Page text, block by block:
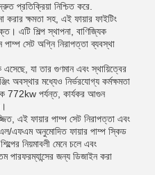
প্রতিক্রিয়া নিশ্চিত করে.
করার ক্ষমতা সহ, এই ফায়ার ফাইটিং
এটি শিল্প স্থাপনা, বাণিজ্যিক
সেট অগ্নি নিরাপত্তা ব্যবস্থা
এসেছে, যা তার গুণমান এবং স্থায়িত্বের
অবস্থার মধ্যেও নির্ভরযোগ্য কর্মক্ষমতা
772kw পর্যন্ত, কার্যকর আগুন
এই ফায়ার পাম্প সেট নিরাপত্তা এবং
এফএম অনুমোদিত ফায়ার পাম্প স্কিড
নিয়মাবলী মেনে চলে এবং
পারফরম্যান্সের জন্য ডিজাইন করা